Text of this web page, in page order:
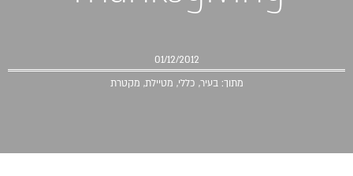
01/12/2012
מתוך:בעיר, כללי, מטיילת, מקטרת